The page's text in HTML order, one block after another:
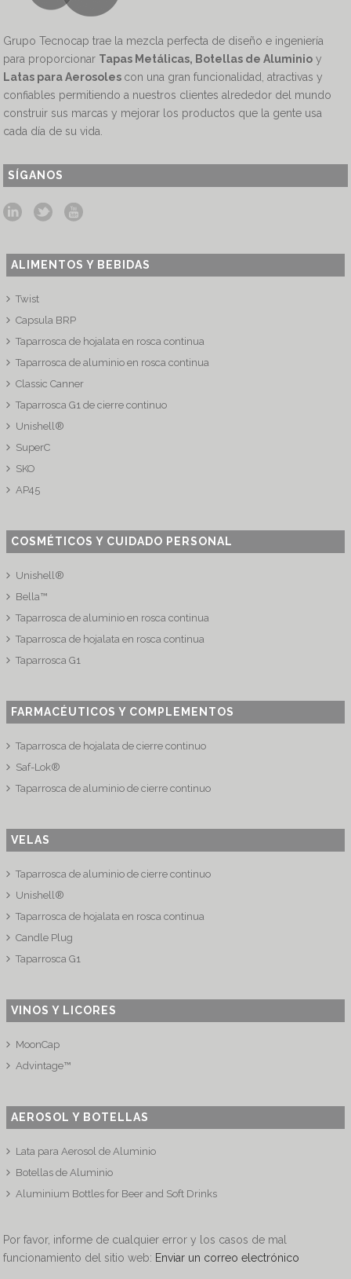
Grupo Tecnocap trae la mezcla perfecta de diseño e ingeniería
para proporcionar Tapas Metálicas, Botellas de Aluminio y
Latas para Aerosoles con una gran funcionalidad, atractivas y
confiables permitiendo a nuestros clientes alrededor del mundo
construir sus marcas y mejorar los productos que la gente usa
cada día de su vida.
SÍGANOS
ALIMENTOS Y BEBIDAS
Twist
Capsula BRP
Taparrosca de hojalata en rosca continua
Taparrosca de aluminio en rosca continua
Classic Canner
Taparrosca G1 de cierre continuo
Unishell®
SuperC
SKO
AP45
COSMÉTICOS Y CUIDADO PERSONAL
Unishell®
Bella™
Taparrosca de aluminio en rosca continua
Taparrosca de hojalata en rosca continua
Taparrosca G1
FARMACÉUTICOS Y COMPLEMENTOS
Taparrosca de hojalata de cierre continuo
Saf-Lok®
Taparrosca de aluminio de cierre continuo
VELAS
Taparrosca de aluminio de cierre continuo
Unishell®
Taparrosca de hojalata en rosca continua
Candle Plug
Taparrosca G1
VINOS Y LICORES
MoonCap
Advintage™
AEROSOL Y BOTELLAS
Lata para Aerosol de Aluminio
Botellas de Aluminio
Aluminium Bottles for Beer and Soft Drinks
Por favor, informe de cualquier error y los casos de mal
funcionamiento del sitio web: Enviar un correo electrónico